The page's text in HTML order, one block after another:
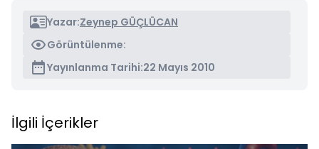
Yazar:Zeynep GÜÇLÜCAN
Görüntülenme:
Yayınlanma Tarihi:22 Mayıs 2010
İlgili İçerikler